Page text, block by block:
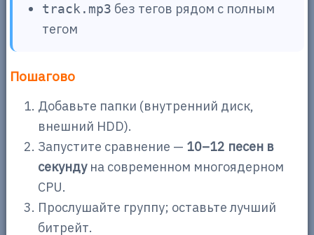
track.mp3 без тегов рядом с полным
тегом
Пошагово
Добавьте папки (внутренний диск,
внешний HDD).
Запустите сравнение — 10–12 песен в
секундуна современном многоядерном
CPU.
Прослушайте группу; оставьте лучший
битрейт.